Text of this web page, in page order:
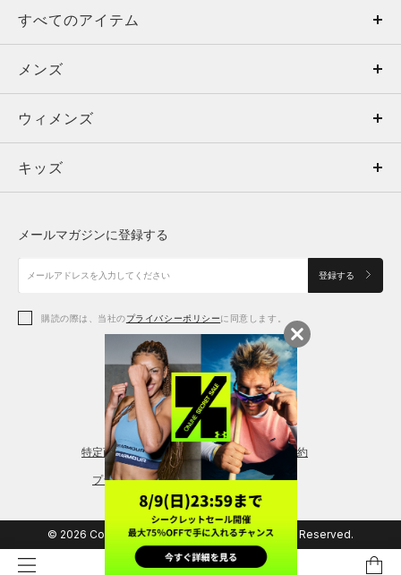
すべてのアイテム
メンズ
ウィメンズ
キッズ
アクセサリー
メンズ
トップス
ボトムス
アクセサリー
ウィメンズ
トップス
シューズ
アクセサリー
レギンス＆タイツ
キッズ
シューズ
メールマガジンに登録する
登録する
購読の際は、当社のプライバシーポリシーに同意します。
特定商取引法に基づく通販の表記 会員規約
プライバシーポリシー
© 2026 Copyright DOME Corporation. All Rights Reserved.